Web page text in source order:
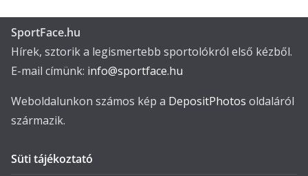
SportFace.hu
Hírek, sztorik a legismertebb sportolókról első kézből.
E-mail címünk: info@sportface.hu
Weboldalunkon számos kép a DepositPhotos oldaláról
származik.
Süti tájékoztató